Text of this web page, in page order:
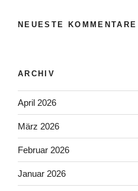
NEUESTE KOMMENTARE
ARCHIV
April 2026
März 2026
Februar 2026
Januar 2026